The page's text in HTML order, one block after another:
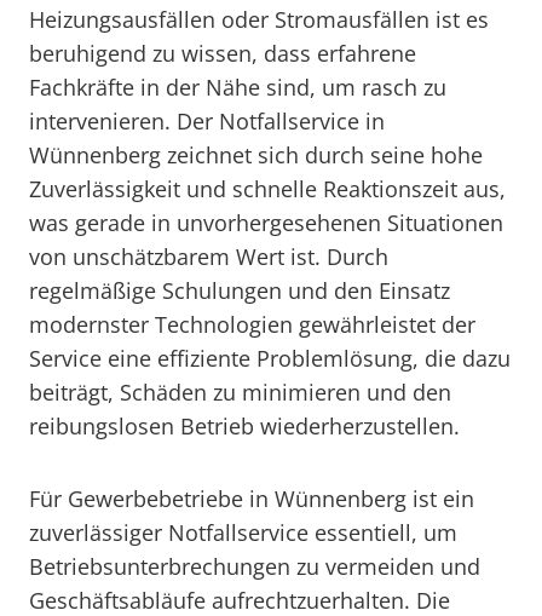
Heizungsausfällen oder Stromausfällen ist es
beruhigend zu wissen, dass erfahrene
Fachkräfte in der Nähe sind, um rasch zu
intervenieren. Der Notfallservice in
Wünnenberg zeichnet sich durch seine hohe
Zuverlässigkeit und schnelle Reaktionszeit aus,
was gerade in unvorhergesehenen Situationen
von unschätzbarem Wert ist. Durch
regelmäßige Schulungen und den Einsatz
modernster Technologien gewährleistet der
Service eine effiziente Problemlösung, die dazu
beiträgt, Schäden zu minimieren und den
reibungslosen Betrieb wiederherzustellen.
Für Gewerbebetriebe in Wünnenberg ist ein
zuverlässiger Notfallservice essentiell, um
Betriebsunterbrechungen zu vermeiden und
Geschäftsabläufe aufrechtzuerhalten. Die